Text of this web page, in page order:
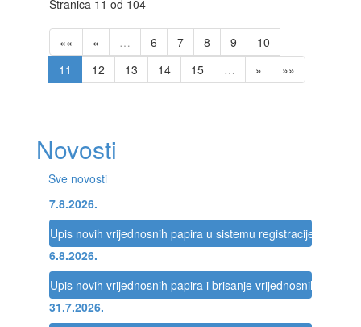
Stranica 11 od 104
«« « … 6 7 8 9
10
11
12 13 14 15 … » »»
Novosti
Sve novosti
7.8.2026.
Upis novih vrijednosnih papira u sistemu registracije Registra
6.8.2026.
Upis novih vrijednosnih papira i brisanje vrijednosnih papira
31.7.2026.